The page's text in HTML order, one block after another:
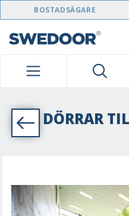
SWEDOOR
BOSTADSÄGARE
DÖRRAR